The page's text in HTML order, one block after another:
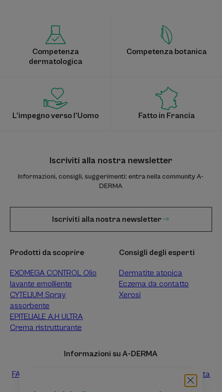
Competenza
dermatologica
Competenza botanica
L’impegno verso l’Uomo Fatto in Francia
Iscriviti alla nostra newsletter
Informazioni, consigli, suggerimenti: entra nella community A-
DERMA
Iscriviti alla nostra newsletter
Prodotti da scoprire
EXOMEGA CONTROL Olio
lavante emolliente
CYTELIUM Spray
assorbente
EPITELIALE A.H ULTRA
Crema ristrutturante
Consigli degli esperti
Dermatite atopica
Eczema da contatto
Xerosi
Informazioni su A-DERMA
FAQ
Raccolta differenziata dei prodotti vendita
Raccolta differenziata dei campioni prova gratuiti